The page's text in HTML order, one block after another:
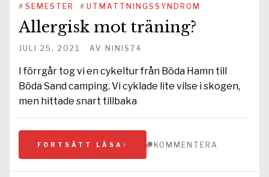
# SEMESTER # UTMATTNINGSSYNDROM
Allergisk mot träning?
JULI 25, 2021 AV NINIS74
I förrgår tog vi en cykeltur från Böda Hamn till
Böda Sand camping. Vi cyklade lite vilse i skogen,
men hittade snart tillbaka
FORTSÄTT LÄSA KOMMENTERA